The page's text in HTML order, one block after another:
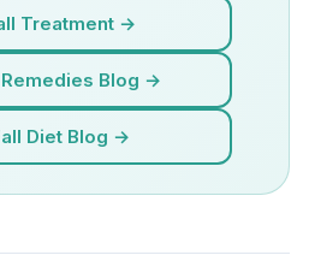
Treatment →
Blog →
Diet Blog →